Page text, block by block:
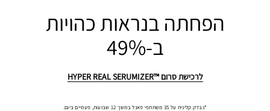
הפחתה בנראות כהויות
ב-49%
לרכישת סרום ™HYPER REAL SERUMIZER
*נבדק קלינית על 35 משתתפי פאנל במשך 12 שבועות, פעמיים ביום.